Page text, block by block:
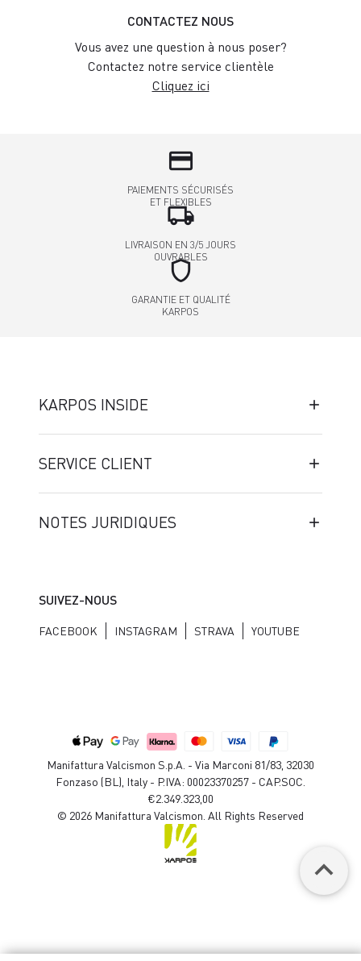
CONTACTEZ NOUS
Vous avez une question à nous poser?
Contactez notre service clientèle
Cliquez ici
credit_card
PAIEMENTS SÉCURISÉS
ET FLEXIBLES
local_shipping
LIVRAISON EN 3/5 JOURS
OUVRABLES
shield
GARANTIE ET QUALITÉ
KARPOS
KARPOS INSIDE
SERVICE CLIENT
NOTES JURIDIQUES
SUIVEZ-NOUS
FACEBOOK INSTAGRAM STRAVA YOUTUBE
Manifattura Valcismon S.p.A. - Via Marconi 81/83, 32030
Fonzaso (BL), Italy - P.IVA: 00023370257 - CAP.SOC.
€2.349.323,00
© 2026 Manifattura Valcismon. All Rights Reserved
keyboard_arrow_up